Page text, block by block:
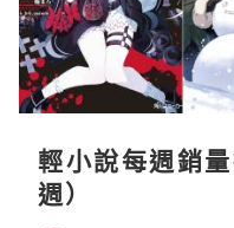
輕小說每週銷
週）